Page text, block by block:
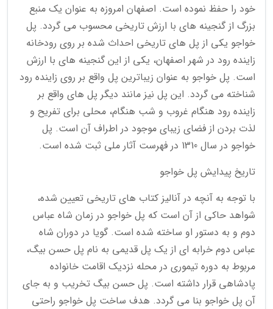
خود را حفظ نموده است. اصفهان امروزه به عنوان یک منبع
بزرگ از گنجینه های با ارزش تاریخی محسوب می گردد. پل
خواجو یکی از پل های تاریخی احداث شده بر روی رودخانه
زاینده رود در شهر اصفهان، یکی از این گنجینه های با ارزش
است. پل خواجو به عنوان زیباترین پل واقع بر روی زاینده رود
شناخته می گردد. این پل نیز مانند دیگر پل های واقع بر
زاینده رود هنگام غروب و شب هنگام، محلی برای تفریح و
لذت بردن از فضای زیبای موجود در اطراف آن است. پل
خواجو در سال 1310 در فهرست آثار ملی ثبت شده است.
تاریخ پیدایش پل خواجو
با توجه به آنچه در آنالیز کتاب های تاریخی تعیین شده،
شواهد حاکی از آن است که پل خواجو در زمان شاه عباس
دوم و به دستور او ساخته شده است. گویا در دوران شاه
عباس دوم خرابه ای از یک پل قدیمی به نام پل حسن بیگ،
مربوط به دوره تیموری در محله نزدیک اقامت خانواده
پادشاهی قرار داشته است. پل حسن بیگ تخریب و به جای
آن پل خواجو بنا می گردد. هدف ساخت پل خواجو راحتی